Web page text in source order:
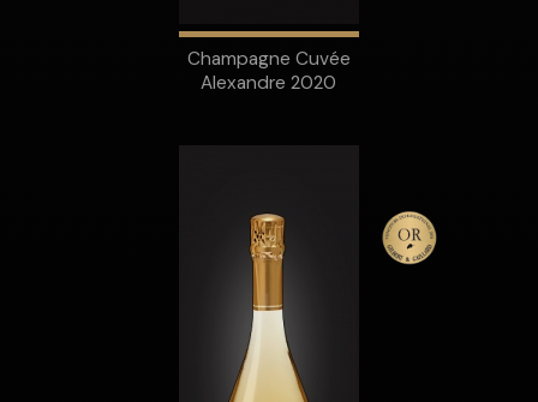
Champagne Cuvée
Alexandre 2020